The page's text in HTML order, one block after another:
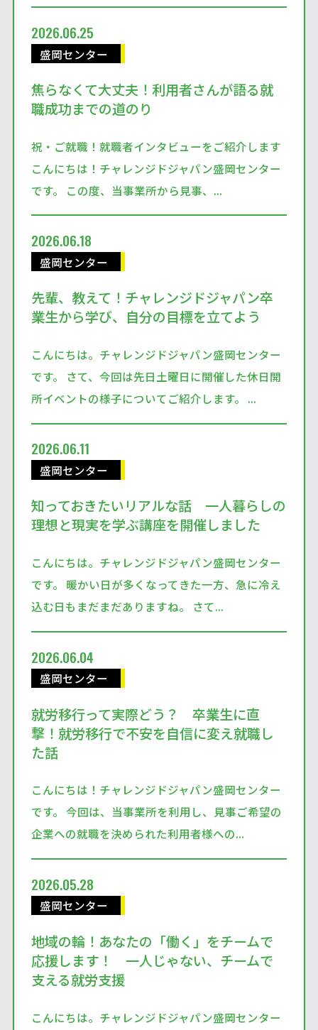
2026.06.25
盛岡センター
焦らなくて大丈夫！利用者さんが語る就
職成功までの道のり
祝・ご就職！就職者インタビューをご紹介します
こんにちは！チャレンジドジャパン盛岡センター
です。 この度、当事業所から見事、...
2026.06.18
盛岡センター
先輩、教えて！チャレンジドジャパン卒
業生から学び、自分の目標を立てよう
こんにちは。チャレンジドジャパン盛岡センター
です。 さて、今回は先日土曜日に開催した休日開
所イベントの様子についてご紹介します。 ...
2026.06.11
盛岡センター
知っておきたいリアルな話 一人暮らしの
理想と現実を学ぶ講座を開催しました
こんにちは。チャレンジドジャパン盛岡センター
です。 暖かい日が多くなってきた一方、急に冷え
込む日もまだまだありますね。 さて...
2026.06.04
盛岡センター
就労移行って実際どう？ 卒業生に直
撃！就労移行で不安を自信に変え就職し
た話
こんにちは！チャレンジドジャパン盛岡センター
です。 今回は、当事業所を利用し、見事ご希望の
企業への就職を決められた利用者様への...
2026.05.28
盛岡センター
地域の輪！あなたの「働く」をチームで
応援します！ 一人じゃない、チームで
支える就労支援
こんにちは。チャレンジドジャパン盛岡センター